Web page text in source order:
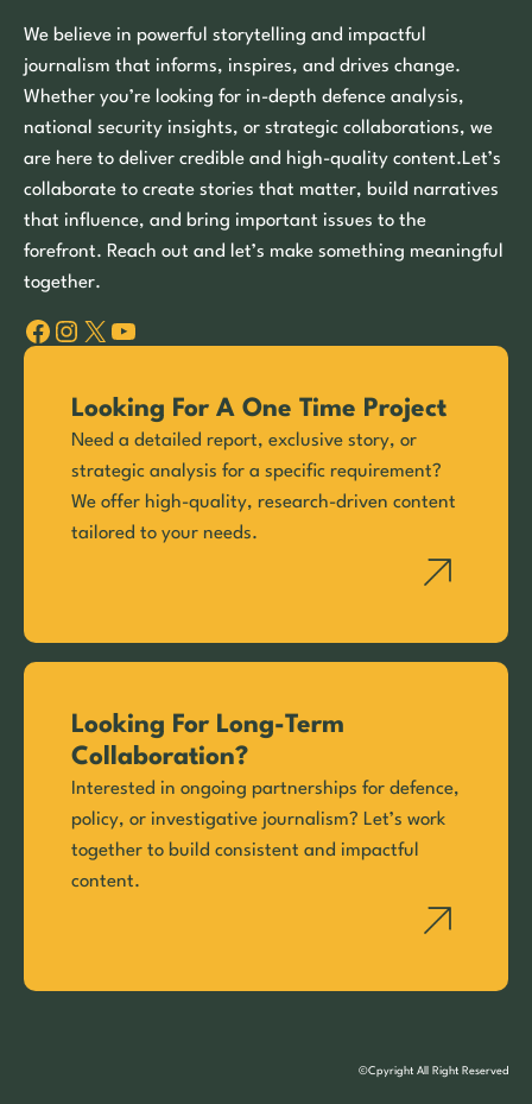
We believe in powerful storytelling and impactful
journalism that informs, inspires, and drives change.
Whether you’re looking for in-depth defence analysis,
national security insights, or strategic collaborations, we
are here to deliver credible and high-quality content.Let’s
collaborate to create stories that matter, build narratives
that influence, and bring important issues to the
forefront. Reach out and let’s make something meaningful
together.
Facebook Instagram X YouTube
Looking For A One Time Project
Need a detailed report, exclusive story, or
strategic analysis for a specific requirement?
We offer high-quality, research-driven content
tailored to your needs.
Looking For Long-Term
Collaboration?
Interested in ongoing partnerships for defence,
policy, or investigative journalism? Let’s work
together to build consistent and impactful
content.
©Cpyright All Right Reserved